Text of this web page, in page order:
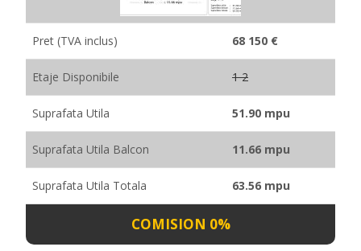
Pret (TVA inclus) 68 150 €
Etaje Disponibile 1 2
Suprafata Utila 51.90 mpu
Suprafata Utila Balcon 11.66 mpu
Suprafata Utila Totala 63.56 mpu
COMISION 0%